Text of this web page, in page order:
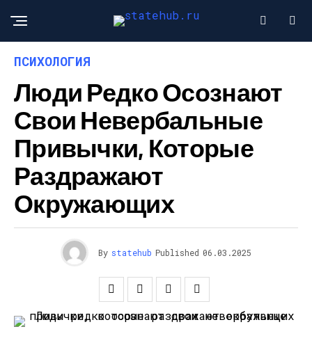
ПСИХОЛОГИЯ
Люди Редко Осознают
Свои Невербальные
Привычки, Которые
Раздражают
Окружающих
By statehub Published 06.03.2025